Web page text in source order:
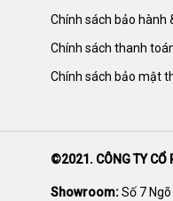
Chính sách bảo hành
Chính sách thanh
Chính sách bảo mật
©2021. CÔNG TY CỔ
Showroom:Số 7